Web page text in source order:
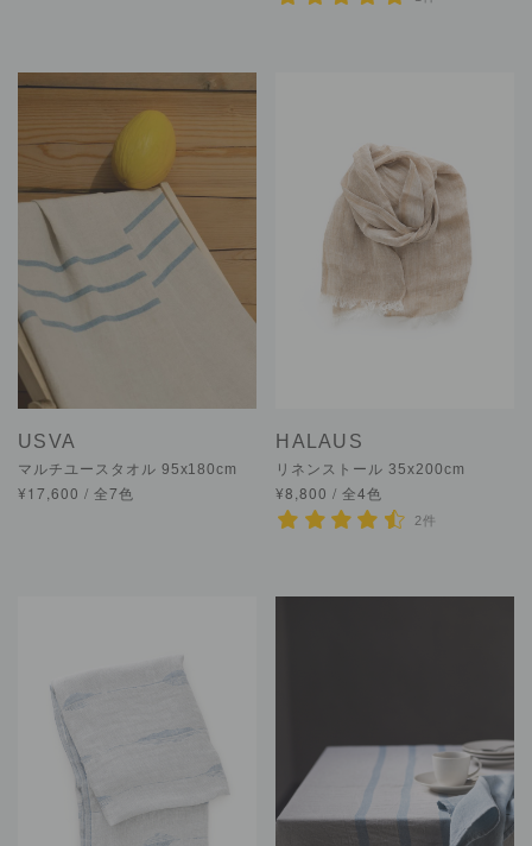
USVA
マルチユースタオル 95x180cm
¥17,600 / 全7色
HALAUS
リネンストール 35x200cm
¥8,800 / 全4色
2件